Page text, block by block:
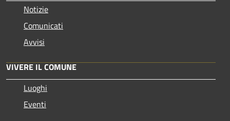
Notizie
Comunicati
Avvisi
VIVERE IL COMUNE
Luoghi
Eventi